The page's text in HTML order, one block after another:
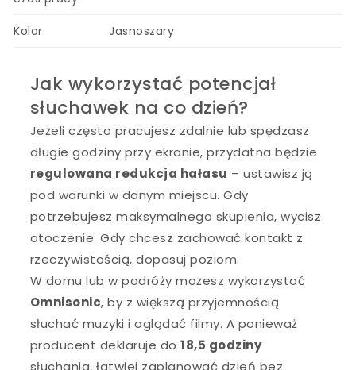
Kolor Jasnoszary
Jak wykorzystać potencjał
słuchawek na co dzień?
Jeżeli często pracujesz zdalnie lub spędzasz
długie godziny przy ekranie, przydatna będzie
regulowana redukcja hałasu – ustawisz ją
pod warunki w danym miejscu. Gdy
potrzebujesz maksymalnego skupienia, wycisz
otoczenie. Gdy chcesz zachować kontakt z
rzeczywistością, dopasuj poziom.
W domu lub w podróży możesz wykorzystać
Omnisonic, by z większą przyjemnością
słuchać muzyki i oglądać filmy. A ponieważ
producent deklaruje do18,5 godziny
słuchania, łatwiej zaplanować dzień bez